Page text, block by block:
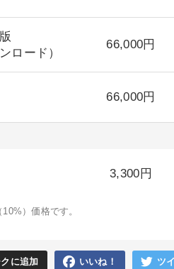
ロード）
66,000円
66,000円
3,300円
）価格です。
に追加 いいね！ ツ